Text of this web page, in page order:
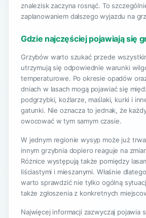
znalezisk zaczyna rosnąć. To
zaplanowaniem dalszego wyjazdu na
Gdzie najczęściej pojawiają się
Grzybów warto szukać przede
utrzymują się odpowiednie warunki
temperaturowe. Po okresie opadów
dniach w lasach mogą pojawiać się
podgrzybki, koźlarze, maślaki, kurki i
gatunki. Nie oznacza to jednak, że
owocować w tym samym czasie.
W jednym regionie wysyp może już
innym grzybnia dopiero reaguje na
Różnice występują także pomiędzy
liściastymi i mieszanymi. Właśnie
warto sprawdzić nie tylko ogólną
także zgłoszenia z konkretnych
Najwięcej informacji zazwyczaj pojawia